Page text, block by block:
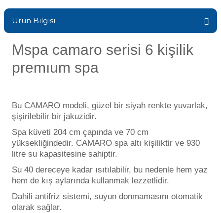
Kimyasalları
Kimyasalları
Sıvı Ph- Düşürücü
Toz Ph+ Yükseltici
Wtr Havuz Kimyasalları Setleri
Havuz Kimyasalları
Havuz Vana
Havuz Isıtma
Havuz Sarf
Bahçe Süs Havuzu
Ürün Bilgisi
Mspa camaro serisi 6 kişilik
premıum spa
Bu CAMARO modeli, güzel bir siyah renkte yuvarlak,
şişirilebilir bir jakuzidir.
Spa küveti 204 cm çapında ve 70 cm
yüksekliğindedir. CAMARO spa altı kişiliktir ve 930
litre su kapasitesine sahiptir.
Su 40 dereceye kadar ısıtılabilir, bu nedenle hem yaz
hem de kış aylarında kullanmak lezzetlidir.
Dahili antifriz sistemi, suyun donmamasını otomatik
olarak sağlar.